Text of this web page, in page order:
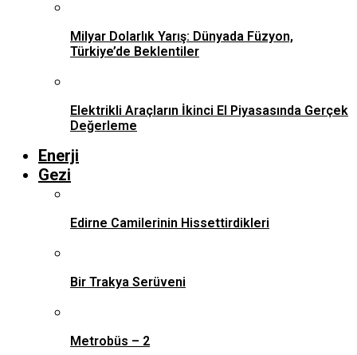
Milyar Dolarlık Yarış: Dünyada Füzyon,
Türkiye’de Beklentiler
Elektrikli Araçların İkinci El Piyasasında Gerçek
Değerleme
Enerji
Gezi
Edirne Camilerinin Hissettirdikleri
Bir Trakya Serüveni
Metrobüs – 2